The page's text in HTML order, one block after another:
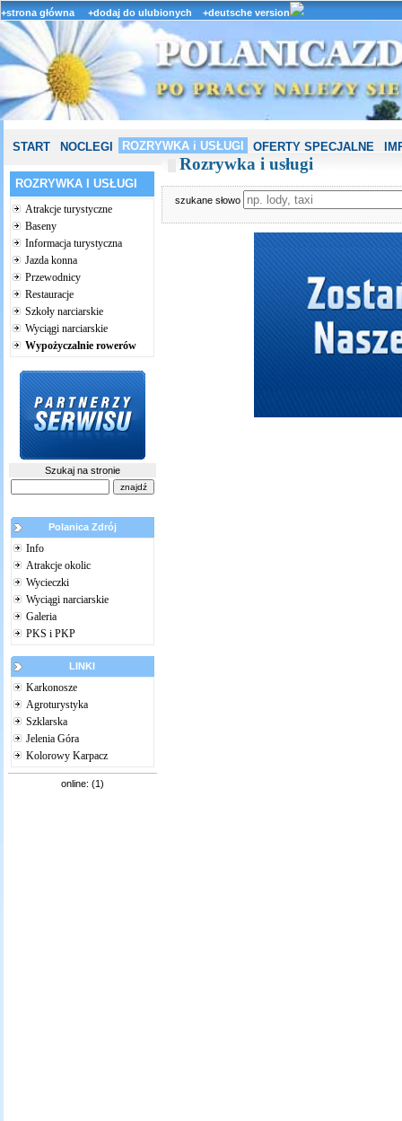
+strona główna +dodaj do ulubionych +deutsche version
START NOCLEGI ROZRYWKA i USŁUGI OFERTY SPECJALNE
ROZRYWKA I USŁUGI
Atrakcje turystyczne
Baseny
Informacja turystyczna
Jazda konna
Przewodnicy
Restauracje
Szkoły narciarskie
Wyciągi narciarskie
Wypożyczalnie rowerów
Szukaj na stronie
Polanica Zdrój
Info
Atrakcje okolic
Wycieczki
Wyciągi narciarskie
Galeria
PKS i PKP
LINKI
Karkonosze
Agroturystyka
Szklarska
Jelenia Góra
Kolorowy Karpacz
online: (1)
Rozrywka i usługi
szukane słowo